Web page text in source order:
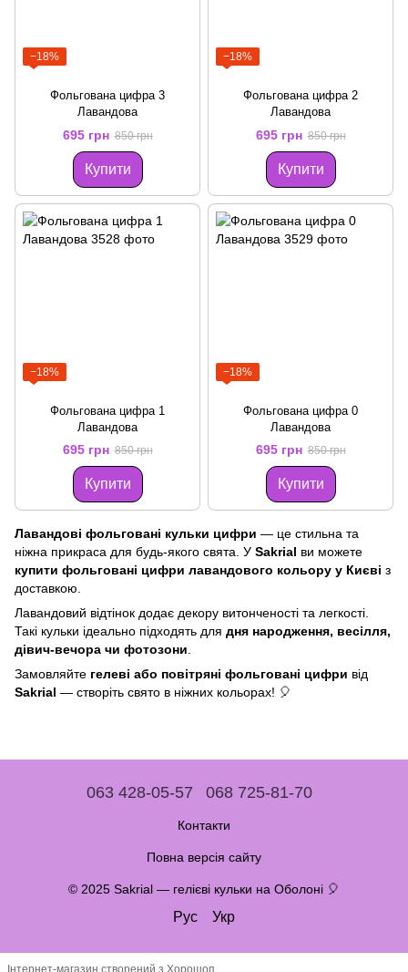
−18%
Фольгована цифра 3
Лавандова
695 грн 850 грн
Купити
−18%
Фольгована цифра 2
Лавандова
695 грн 850 грн
Купити
−18%
Фольгована цифра 1
Лавандова
695 грн 850 грн
Купити
−18%
Фольгована цифра 0
Лавандова
695 грн 850 грн
Купити
Лавандові фольговані кульки цифри — це стильна та
ніжна прикраса для будь-якого свята. У Sakrial ви можете
купити фольговані цифри лавандового кольору у Києві з
доставкою.
Лавандовий відтінок додає декору витонченості та легкості.
Такі кульки ідеально підходять для дня народження, весілля,
дівич-вечора чи фотозони
Замовляйте гелеві або повітряні фольговані цифри від
Sakrial — створіть свято в ніжних кольорах! 🎈
063 428-05-57 068 725-81-70
Контакти
Повна версія сайту
© 2025 Sakrial — гелієві кульки на Оболоні 🎈
Рус Укр